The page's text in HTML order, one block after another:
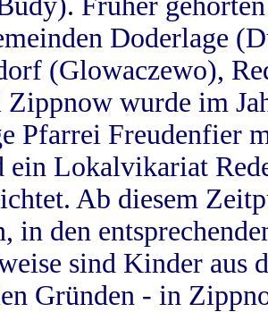
Doderlage
(Glowaczewo),
wurde im
Pfarrei Freudenfier
ein Lokalvikariat
Ab diesem
in den
sind Kinder aus
Gründen - in